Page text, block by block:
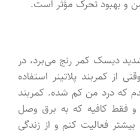
و بهبود تحرک مؤثر است.
دیسک کمر رنج می‌برد، در
از کمربند پلاتینر استفاده
که درد من کم شده. کمربند
فقط کافیه که به برق وصل
فعالیت کنم و از زندگی